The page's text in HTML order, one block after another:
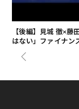
【後編】見城 徹×藤
はない」ファイナン